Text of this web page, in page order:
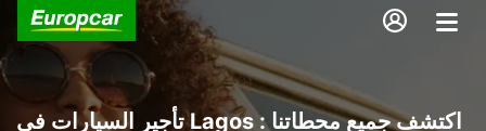
تأجير السيارات في Lagos : اكتشف جميع محطاتنا